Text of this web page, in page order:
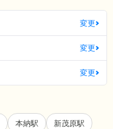
変更
変更
変更
本納駅 新茂原駅